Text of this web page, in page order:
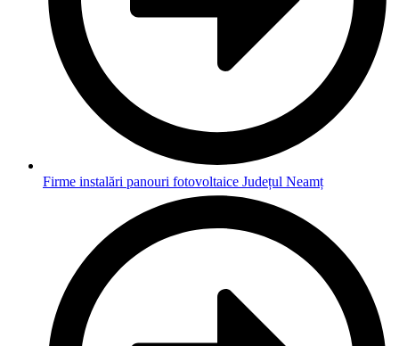
Firme instalări panouri fotovoltaice Județul Neamț